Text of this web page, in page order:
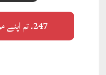
247۔ تم اپنے مرتبے کو کم نہ کرنا